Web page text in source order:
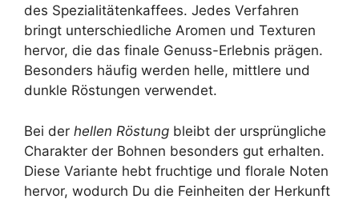
des Spezialitätenkaffees. Jedes Verfahren
bringt unterschiedliche Aromen und Texturen
hervor, die das finale Genuss-Erlebnis prägen.
Besonders häufig werden helle, mittlere und
dunkle Röstungen verwendet.
Bei der hellen Röstung bleibt der ursprüngliche
Charakter der Bohnen besonders gut erhalten.
Diese Variante hebt fruchtige und florale Noten
hervor, wodurch Du die Feinheiten der Herkunft